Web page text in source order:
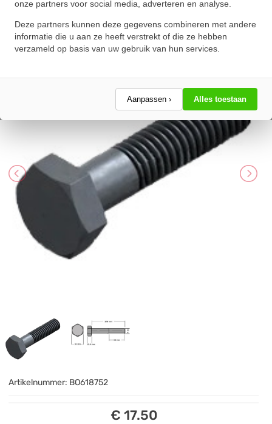
onze partners voor social media, adverteren en analyse.
Deze partners kunnen deze gegevens combineren met andere
informatie die u aan ze heeft verstrekt of die ze hebben
verzameld op basis van uw gebruik van hun services.
Aanpassen › Alles toestaan
Schrijf een review!
Artikelnummer: BO618752
€ 17.50